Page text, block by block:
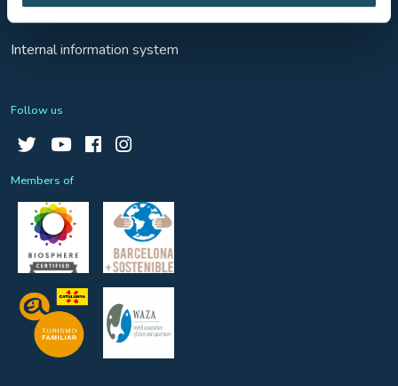
Internal information system
Follow us
Members of